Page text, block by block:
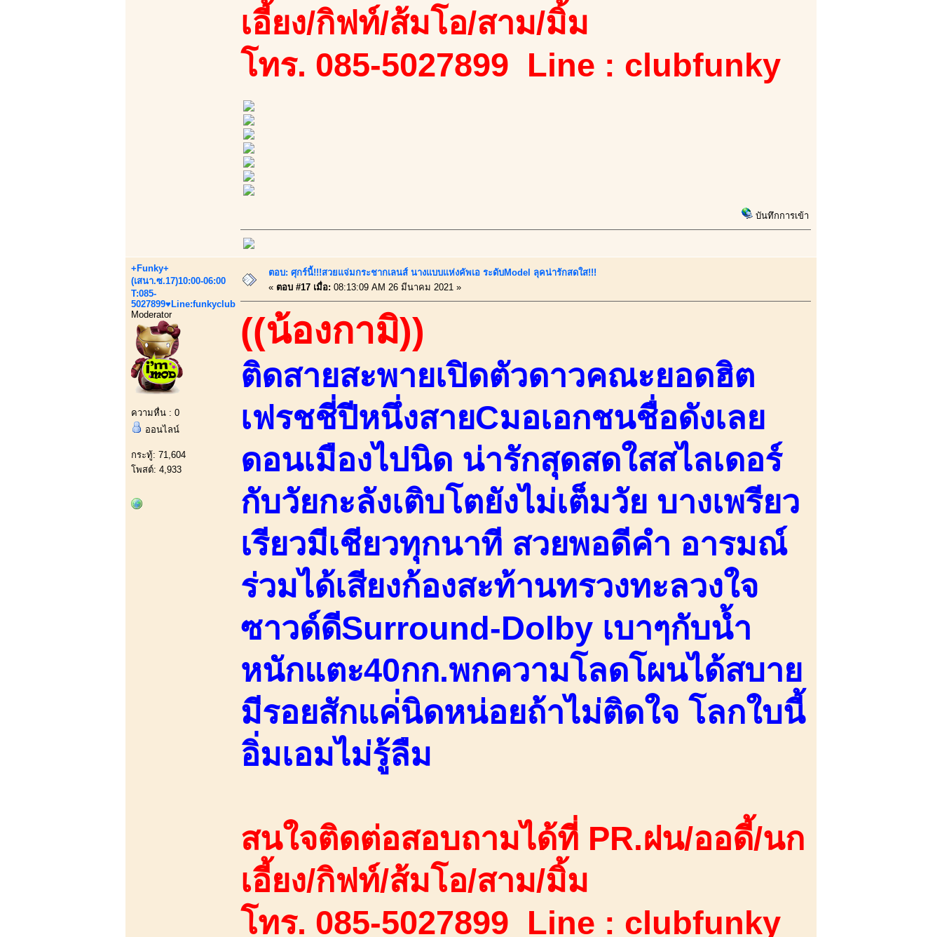
เอี้ยง/กิฟท์/ส้มโอ/สาม/มิ้ม
โทร. 085-5027899 Line : clubfunky
บันทึกการเข้า
+Funky+
(เสนา.ซ.17)10:00-06:00
T:085-
5027899♥Line:funkyclub
Moderator
ความหื่น : 0
ออนไลน์
กระทู้: 71,604
โพสต์: 4,933
ตอบ: ศุกร์นี้!!!สวยแจ่มกระชากเลนส์ นางแบบแห่งคัพเอ ระดับModel ลุคน่ารักสดใส!!!
« ตอบ #17 เมื่อ: 08:13:09 AM 26 มีนาคม 2021 »
((น้องกามิ))
ติดสายสะพายเปิดตัวดาวคณะยอดฮิต
เฟรชชี่ปีหนึ่งสายCมอเอกชนชื่อดังเลย
ดอนเมืองไปนิด น่ารักสุดสดใสสไลเดอร์
กับวัยกะลังเติบโตยังไม่เต็มวัย บางเพรียว
เรียวมีเชียวทุกนาที สวยพอดีคำ อารมณ์
ร่วมได้เสียงก้องสะท้านทรวงทะลวงใจ
ซาวด์ดีSurround-Dolby เบาๆกับน้ำ
หนักแตะ40กก.พกความโลดโผนได้สบาย
มีรอยสักแค่่นิดหน่อยถ้าไม่ติดใจ โลกใบนี้
อิ่มเอมไม่รู้ลืม
สนใจติดต่อสอบถามได้ที่ PR.ฝน/ออดี้/นก
เอี้ยง/กิฟท์/ส้มโอ/สาม/มิ้ม
โทร. 085-5027899 Line : clubfunky